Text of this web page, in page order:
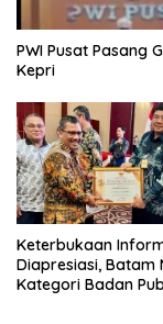
PWI Pusat Pasang
Kepri
Keterbukaan
Diapresiasi, Batam
Kategori Badan